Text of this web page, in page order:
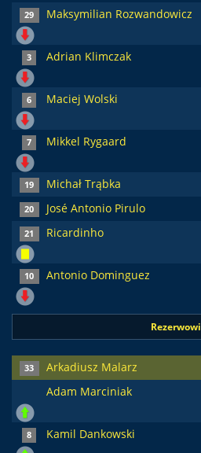
29 Maksymilian Rozwandowicz
3 Adrian Klimczak
6 Maciej Wolski
7 Mikkel Rygaard
19 Michał Trąbka
20 José Antonio Pirulo
21 Ricardinho
10 Antonio Dominguez
Rezerwowi
33
Arkadiusz Malarz
Adam Marciniak
8 Kamil Dankowski